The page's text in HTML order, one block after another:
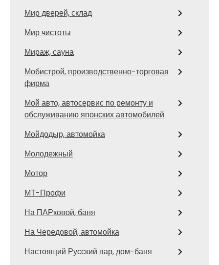
Мир дверей, склад
Мир чистоты
Мираж, сауна
Мобистрой, производственно-торговая
фирма
Мой авто, автосервис по ремонту и
обслуживанию японских автомобилей
Мойдодыр, автомойка
Молодежный
Мотор
МТ-Профи
На ПАРковой, баня
На Чередовой, автомойка
Настоящий Русский пар, дом-баня